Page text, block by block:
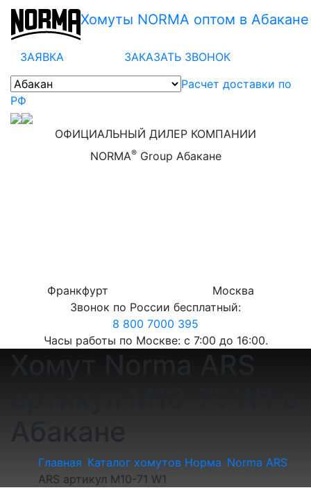
Хомуты NORMA оптом в Абакане
ЗАЯВКА
ЗАКАЗАТЬ ЗВОНОК
Расчет доставки по
РФ
ОФИЦИАЛЬНЫЙ ДИЛЕР КОМПАНИИ
NORMA®Group Абакане
Франкфурт
Звонок по России бесплатный:
8 800 7000 395
Часы работы по Москве: с 7:00 до 16:00.
Москва
Хомут Norma ARS
Абакане
Главная Каталог хомутов Норма Norma ARS
ARS артикул M10-71 W1